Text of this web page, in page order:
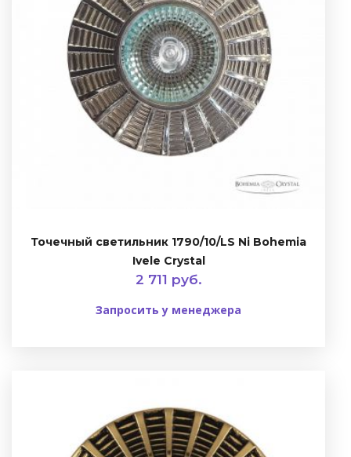
Точечный светильник 1790/10/LS Ni Bohemia
Ivele Crystal
2 711 руб.
Запросить у менеджера